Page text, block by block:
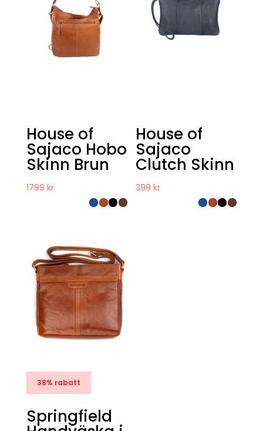
House of
Sajaco Hobo
Skinn Brun
1799 kr
House of
Sajaco
Clutch Skinn
399kr
38% rabatt
Springfield